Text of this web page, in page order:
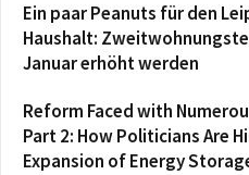
Ein paar Peanuts für den
Haushalt:
Januar erhöht werden
Reform Faced with
Part 2: How Politicians Are
Expansion of Energy